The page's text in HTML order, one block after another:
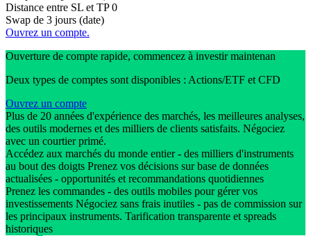
Distance entre SL et TP 0
Swap de 3 jours (date)
Ouvrez un compte.
Ouverture de compte rapide, commencez à investir maintenan
Deux types de comptes sont disponibles : Actions/ETF et CFD
Ouvrez un compte
Plus de 20 années d'expérience des marchés, les meilleures analyses,
des outils modernes et des milliers de clients satisfaits. Négociez
avec un courtier primé.
Accédez aux marchés du monde entier - des milliers d'instruments
au bout des doigts Prenez vos décisions sur base de données
actualisées - opportunités et recommandations quotidiennes
Prenez les commandes - des outils mobiles pour gérer vos
investissements Négociez sans frais inutiles - pas de commission sur
les principaux instruments. Tarification transparente et spreads
historiques